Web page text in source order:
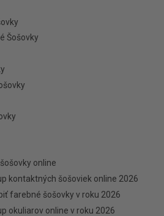
Šošovky
online
kontaktných šošoviek online 2026
farebné šošovky v roku 2026
okuliarov online v roku 2026